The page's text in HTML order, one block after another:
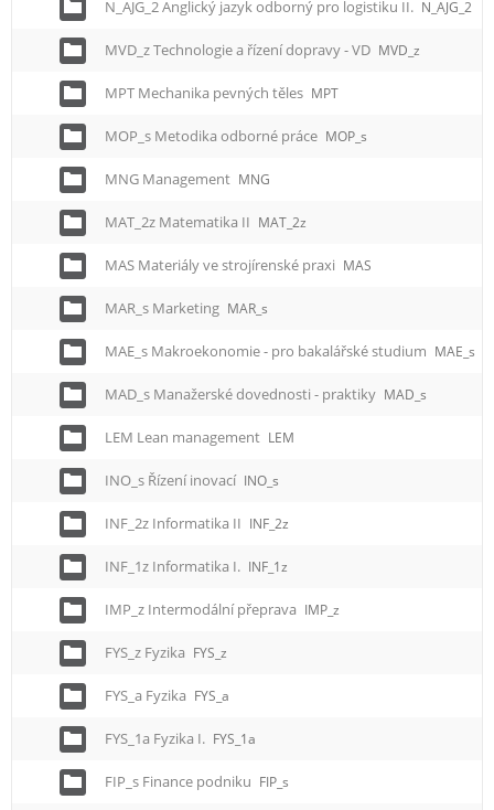
N_AJG_2 Anglický jazyk odborný pro logistiku II. N_AJG_2
MVD_z Technologie a řízení dopravy - VD MVD_z
MPT Mechanika pevných těles MPT
MOP_s Metodika odborné práce MOP_s
MNG Management MNG
MAT_2z Matematika II MAT_2z
MAS Materiály ve strojírenské praxi MAS
MAR_s Marketing MAR_s
MAE_s Makroekonomie - pro bakalářské studium MAE_s
MAD_s Manažerské dovednosti - praktiky MAD_s
LEM Lean management LEM
INO_s Řízení inovací INO_s
INF_2z Informatika II INF_2z
INF_1z Informatika I. INF_1z
IMP_z Intermodální přeprava IMP_z
FYS_z Fyzika FYS_z
FYS_a Fyzika FYS_a
FYS_1a Fyzika I. FYS_1a
FIP_s Finance podniku FIP_s